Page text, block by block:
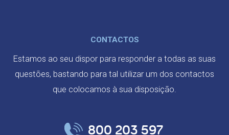
CONTACTOS
Estamos ao seu dispor para responder a todas as suas
questões, bastando para tal utilizar um dos contactos
que colocamos à sua disposição.
800 203 597